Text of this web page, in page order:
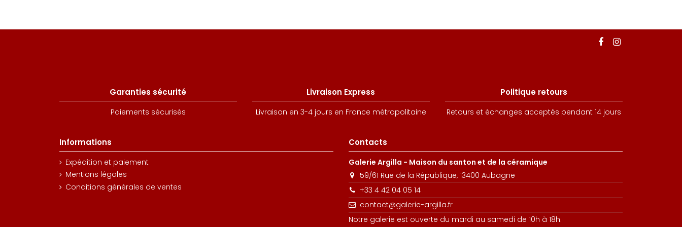
Garanties sécurité
Paiements sécurisés
Livraison Express
Livraison en 3-4 jours en France métropolitaine
Politique retours
Retours et échanges acceptés pendant 14 jours
Informations
Expédition et paiement
Mentions légales
Conditions générales de ventes
Contacts
Galerie Argilla - Maison du santon et de la céramique
59/61 Rue de la République, 13400 Aubagne
+33 4 42 04 05 14
contact@galerie-argilla.fr
Notre galerie est ouverte du mardi au samedi de 10h à 18h.